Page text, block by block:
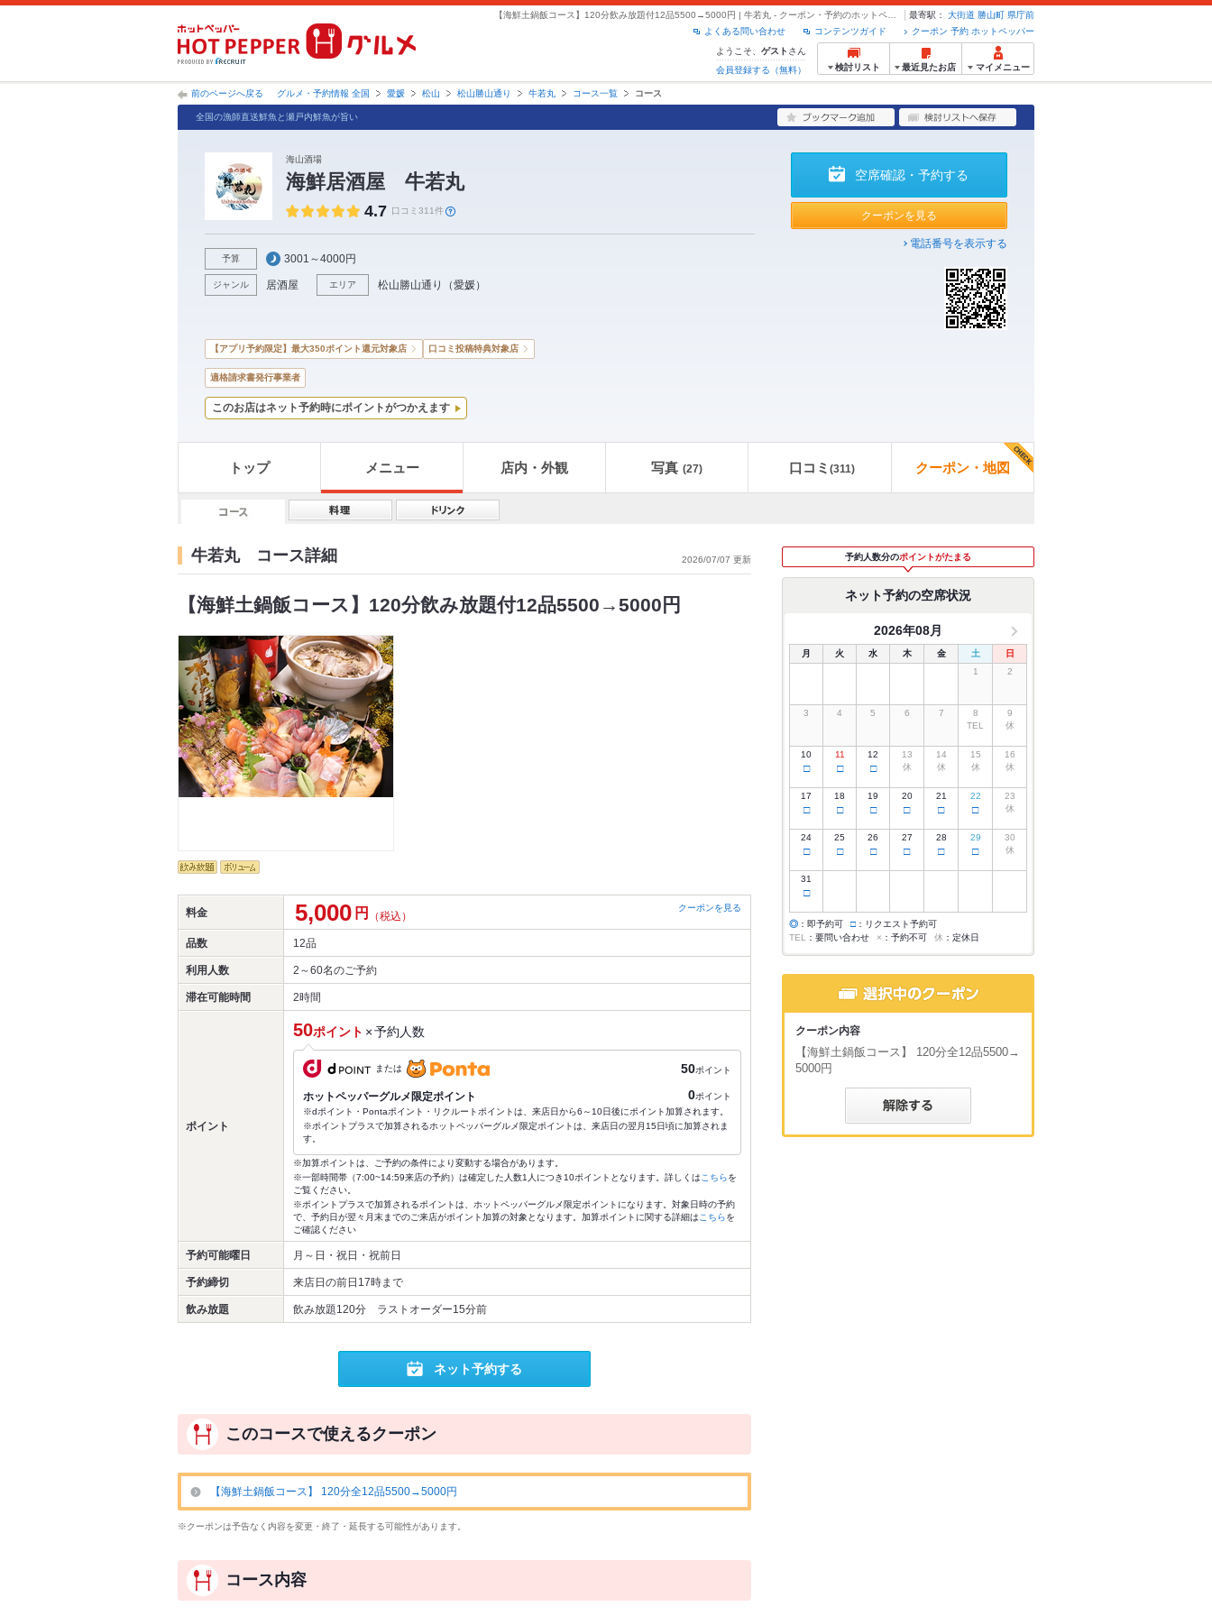
最寄駅： 大街道 勝山町 県庁前
クーポン 予約 ホットペッパー
コンテンツガイド
よくある問い合わせ
ようこそ、 ゲスト さん
会員登録する（無料）
検討リスト 最近見たお店 マイメニュー
前のページへ戻る グルメ・予約情報 全国 愛媛 松山 松山勝山通り 牛若丸 コース一覧 コース
全国の漁師直送鮮魚と瀬戸内鮮魚が旨い
海山酒場
海鮮居酒屋 牛若丸
4.7 口コミ311件
予算 3001～4000円
ジャンル 居酒屋 エリア 松山勝山通り （愛媛）
空席確認・予約する
クーポンを見る
電話番号を表示する
【アプリ予約限定】最大350ポイント還元対象店 口コミ投稿特典対象店
適格請求書発行事業者
このお店はネット予約時にポイントがつかえます
トップ メニュー 店内・外観 写真 (27) 口コミ (311) クーポン・地図
牛若丸 コース詳細 2026/07/07 更新
【海鮮土鍋飯コース】120分飲み放題付12品5500→5000円
料金 5,000 円 （税込）
クーポンを見る
品数 12品
利用人数 2～60名のご予約
滞在可能時間 2時間
ポイント
50ポイント ×予約人数
または 50ポイント
ホットペッパーグルメ限定ポイント 0ポイント
※dポイント・Pontaポイント・リクルートポイントは、来店日から6～10日後にポイント加算されます。
※ポイントプラスで加算されるホットペッパーグルメ限定ポイントは、来店日の翌月15日頃に加算されま
す。
※加算ポイントは、ご予約の条件により変動する場合があります。
※一部時間帯（7:00~14:59来店の予約）は確定した人数1人につき10ポイントとなります。詳しくは こちらを
ご覧ください。
※ポイントプラスで加算されるポイントは、ホットペッパーグルメ限定ポイントになります。対象日時の予約
で、予約日が翌々月末までのご来店がポイント加算の対象となります。加算ポイントに関する詳細は こちらを
ご確認ください
予約可能曜日 月～日・祝日・祝前日
予約締切 来店日の前日17時まで
飲み放題 飲み放題120分 ラストオーダー15分前
ネット予約する
このコースで使えるクーポン
【海鮮土鍋飯コース】 120分全12品5500→5000円
※クーポンは予告なく内容を変更・終了・延長する可能性があります。
コース内容
予約人数分のポイントがたまる
ネット予約の空席状況
2026年08月
月 火 水 木 金 土
日
1
2
3 4 5 6 7
8
TEL
9
休
10
□
11
□
12
□
13
休
14
休
15
休
16
休
17
□
18
□
19
□
20
□
21
□
22
□
23
休
24
□
25
□
26
□
27
□
28
□
29
□
30
休
31
□
◎ ：即予約可 □ ：リクエスト予約可
TEL
：要問い合わせ × ：予約不可 休 ：定休日
クーポン内容
【海鮮土鍋飯コース】 120分全12品5500→
5000円